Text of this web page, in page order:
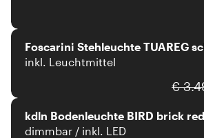
Foscarini Stehleuchte TUAREG
inkl. Leuchtmittel
€
kdln Bodenleuchte BIRD brick red
dimmbar / inkl. LED